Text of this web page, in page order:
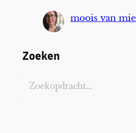
moois van mie
Zoeken